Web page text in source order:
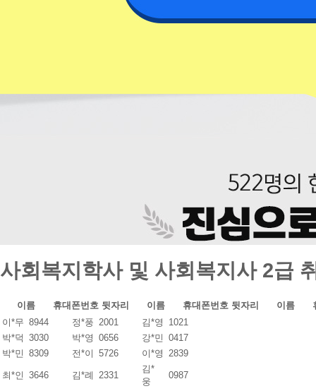
사회복지학사 및 사회복지사 2급
이름 휴대폰번호 뒷자리 이름 휴대폰번호 뒷자리 이름
이*무 8944 정*풍 2001 김*영
1021
박*덕 3030 박*영 0656 강*민 0417
박*민 8309 전*이 5726 이*영 2839
최*인 3646 김*례 2331
김*
웅
0987